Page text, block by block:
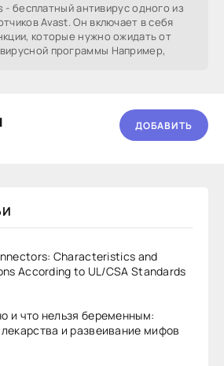
бесплатный антивирус одного из
Avast. Он включает в себя
которые нужно ожидать от
программы Например,
ДОБАВИТЬ
Characteristics and
According to UL/CSA Standards
и что нельзя беременным:
и развеивание мифов